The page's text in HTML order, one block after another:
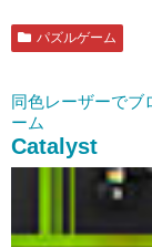
パズルゲーム
同色レーザーでブ
ーム
Catalyst